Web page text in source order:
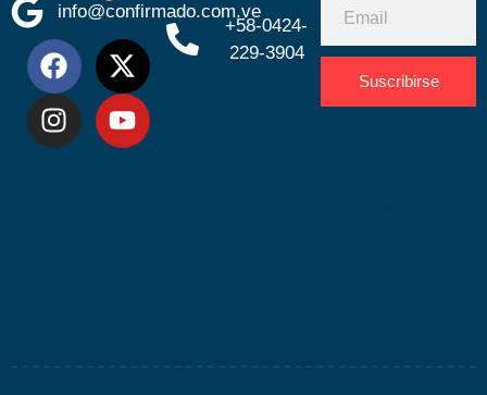
info@confirmado.com.ve
+58-0424-
229-3904
Suscribirse